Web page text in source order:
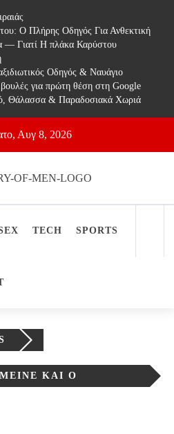
Ο Πλήρης Οδηγός Για Ανθεκτική
— Γιατί Η πλάκα Καρύστου
Οδηγός & Ναυάγιο
για πρώτη θέση στη Google
Θάλασσα & Παραδοσιακά Χωριά
Αυγ 8, 2026
Of Men
TECH SPORTS
ΚΑΙ Ο